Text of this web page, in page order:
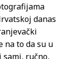
danas
na to da su u
ručno,